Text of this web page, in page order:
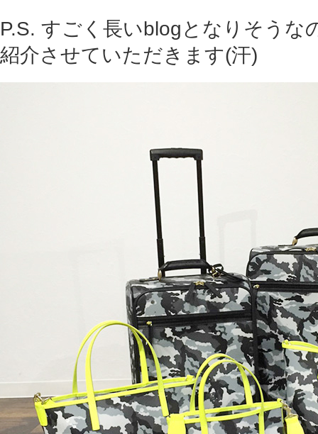
P.S. すごく長いblogとなりそうな
紹介させていただきます(汗)